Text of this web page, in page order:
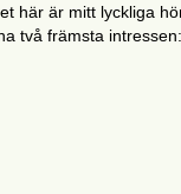
här är mitt lyckliga
två främsta